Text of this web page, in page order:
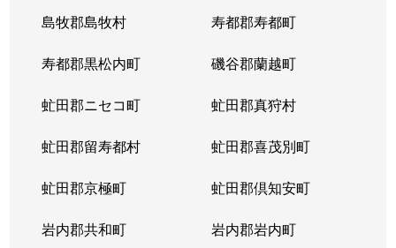
島牧郡島牧村 寿都郡寿都町
寿都郡黒松内町 磯谷郡蘭越町
虻田郡ニセコ町 虻田郡真狩村
虻田郡留寿都村 虻田郡喜茂別町
虻田郡京極町 虻田郡倶知安町
岩内郡共和町 岩内郡岩内町